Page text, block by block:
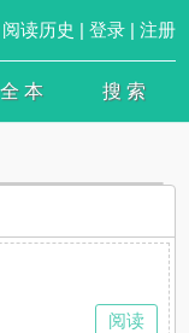
阅读历史 | 登录| 注册
全 本 搜 索
阅读